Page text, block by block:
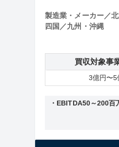
製造業・メーカー／
四国／九州・沖縄
買収対象事
3億円〜5
・EBITDA50～200